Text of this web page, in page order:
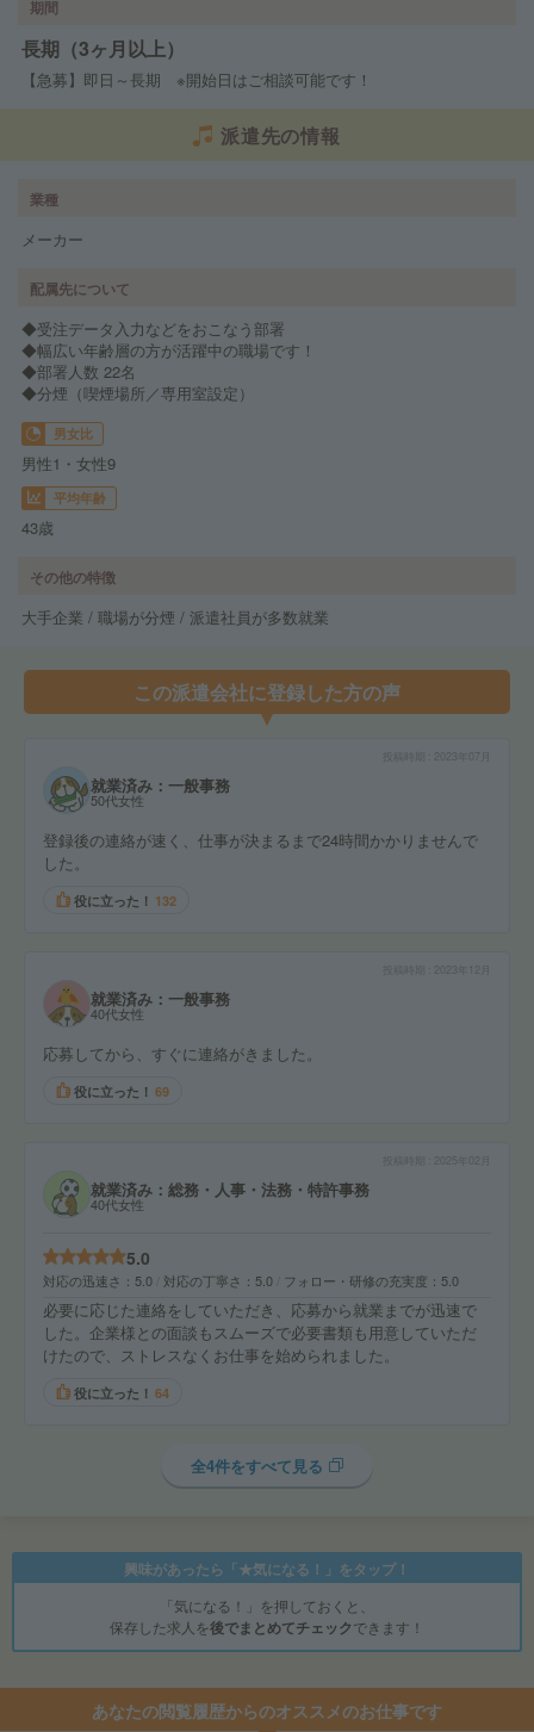
期間
長期（3ヶ月以上）
【急募】即日～長期 ※開始日はご相談可能です！
派遣先の情報
業種
メーカー
配属先について
◆受注データ入力などをおこなう部署
◆幅広い年齢層の方が活躍中の職場です！
◆部署人数 22名
◆分煙（喫煙場所／専用室設定）
男女比
男性1・女性9
平均年齢
43歳
その他の特徴
大手企業 / 職場が分煙 / 派遣社員が多数就業
この派遣会社に登録した方の声
就業済み：一般事務
50代女性
登録後の連絡が速く、仕事が決まるまで24時間かかりませんで
した。
役に立った！ 132
2023年12月
就業済み：一般事務
40代女性
応募してから、すぐに連絡がきました。
役に立った！ 69
2025年02月
就業済み：総務・人事・法務・特許事務
40代女性
5.0
対応の迅速さ 5.0 対応の丁寧さ 5.0 フォロー・研修の充実度 5.0
必要に応じた連絡をしていただき、応募から就業までが迅速で
した。企業様との面談もスムーズで必要書類も用意していただ
けたので、ストレスなくお仕事を始められました。
役に立った！ 64
全4件をすべて見る
興味があったら「★気になる！」をタップ！
「気になる！」を押しておくと、
保存した求人を後でまとめてチェックできます！
あなたの閲覧履歴からのオススメのお仕事です